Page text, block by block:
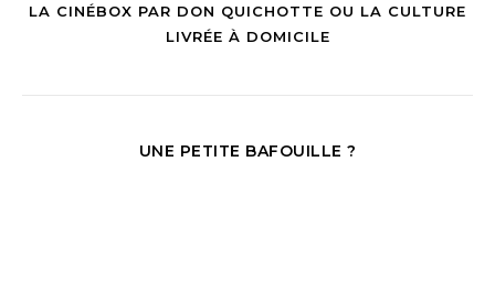
LA CINÉBOX PAR DON QUICHOTTE OU LA CULTURE
LIVRÉE À DOMICILE
UNE PETITE BAFOUILLE ?